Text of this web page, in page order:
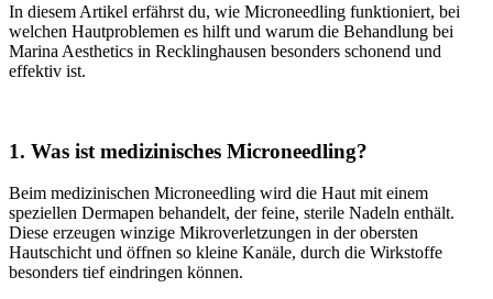
In diesem Artikel erfährst du, wie Microneedling funktioniert, bei
welchen Hautproblemen es hilft und warum die Behandlung bei
Marina Aesthetics in Recklinghausen besonders schonend und
effektiv ist.
1. Was ist medizinisches Microneedling?
Beim medizinischen Microneedling wird die Haut mit einem
speziellen Dermapen behandelt, der feine, sterile Nadeln enthält.
Diese erzeugen winzige Mikroverletzungen in der obersten
Hautschicht und öffnen so kleine Kanäle, durch die Wirkstoffe
besonders tief eindringen können.